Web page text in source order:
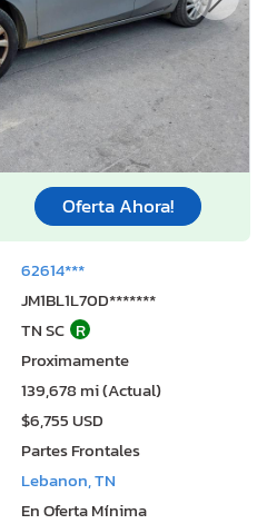
Oferta Ahora!
62614***
JM1BL1L70D*******
TN SC R
Proximamente
139,678 mi (Actual)
$6,755 USD
Partes Frontales
Lebanon, TN
En Oferta Mínima